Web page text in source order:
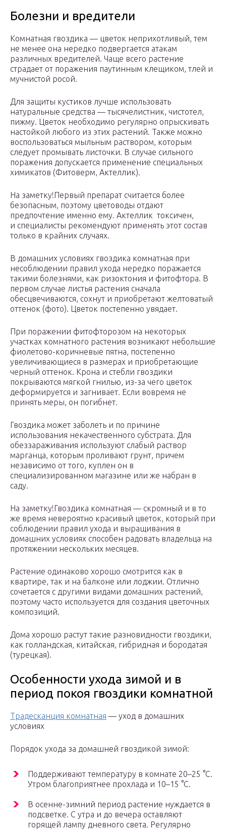
Болезни и вредители
Комнатная гвоздика — цветок неприхотливый, тем
не менее она нередко подвергается атакам
различных вредителей. Чаще всего растение
страдает от поражения паутинным клещиком, тлей и
мучнистой росой.
Для защиты кустиков лучше использовать
натуральные средства — тысячелистник, чистотел,
пижму. Цветок необходимо регулярно опрыскивать
настойкой любого из этих растений. Также можно
воспользоваться мыльным раствором, которым
следует промывать листочки. В случае сильного
поражения допускается применение специальных
химикатов (Фитоверм, Актеллик).
На заметку!Первый препарат считается более
безопасным, поэтому цветоводы отдают
предпочтение именно ему. Актеллик токсичен,
и специалисты рекомендуют применять этот состав
только в крайних случаях.
В домашних условиях гвоздика комнатная при
несоблюдении правил ухода нередко поражается
такими болезнями, как ризоктония и фитофтора. В
первом случае листья растения сначала
обесцвечиваются, сохнут и приобретают желтоватый
оттенок (фото). Цветок постепенно увядает.
При поражении фитофторозом на некоторых
участках комнатного растения возникают небольшие
фиолетово-коричневые пятна, постепенно
увеличивающиеся в размерах и приобретающие
черный оттенок. Крона и стебли гвоздики
покрываются мягкой гнилью, из-за чего цветок
деформируется и загнивает. Если вовремя не
принять меры, он погибнет.
Гвоздика может заболеть и по причине
использования некачественного субстрата. Для
обеззараживания используют слабый раствор
марганца, которым проливают грунт, причем
независимо от того, куплен он в
специализированном магазине или же набран в
саду.
На заметку!Гвоздика комнатная — скромный и в то
же время невероятно красивый цветок, который при
соблюдении правил ухода и выращивания в
домашних условиях способен радовать владельца на
протяжении нескольких месяцев.
Растение одинаково хорошо смотрится как в
квартире, так и на балконе или лоджии. Отлично
сочетается с другими видами домашних растений,
поэтому часто используется для создания цветочных
композиций.
Дома хорошо растут такие разновидности гвоздики,
как голландская, китайская, гибридная и бородатая
(турецкая).
Особенности ухода зимой и в
период покоя гвоздики комнатной
Традесканция комнатная — уход в домашних
условиях
Порядок ухода за домашней гвоздикой зимой:
Поддерживают температуру в комнате 20–25 °C.
Утром благоприятнее прохлада и 10–15 °C.
В осенне-зимний период растение нуждается в
подсветке. С утра и до вечера оставляют
горящей лампу дневного света. Регулярно